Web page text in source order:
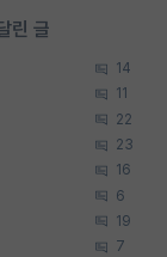
린 글
14
11
22
23
16
6
19
7